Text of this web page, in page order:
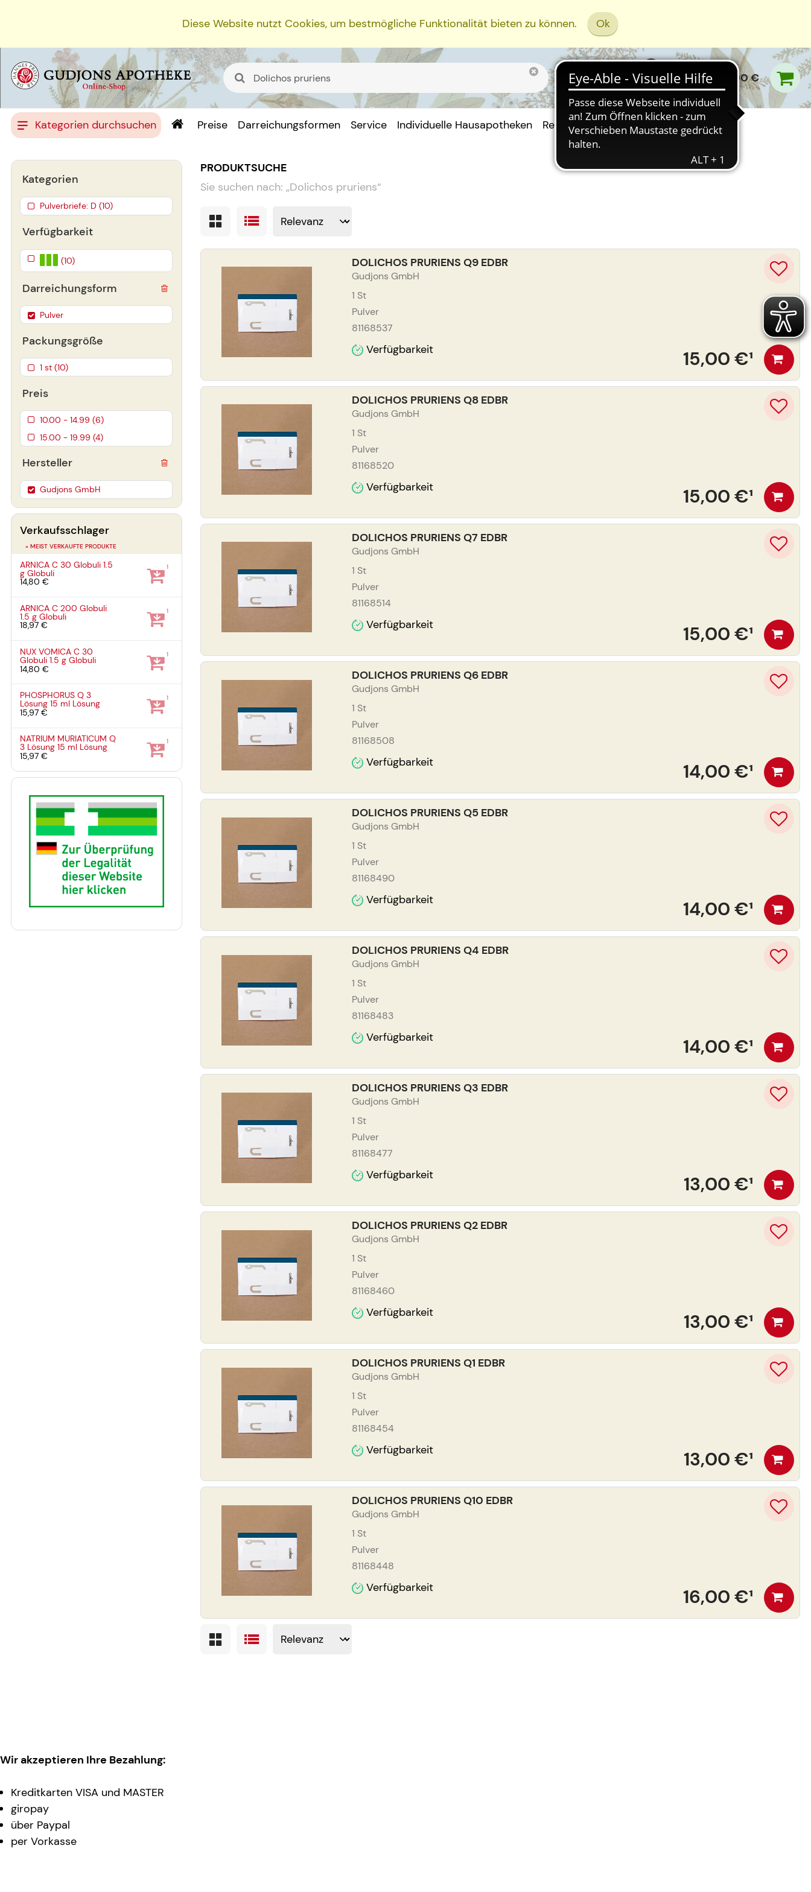
Diese Website nutzt Cookies, um bestmögliche Funktionalität bieten zu können. Ok
0,00 €
Kategorien durchsuchen Preise Darreichungsformen Service Individuelle Hausapotheken Rezept Einreichen
PRODUKTSUCHE
Sie suchen nach: „Dolichos pruriens“
DOLICHOS PRURIENS Q9 EDBR
Gudjons GmbH
1 St
Pulver
81168537
Verfügbarkeit 15,00 €¹
DOLICHOS PRURIENS Q8 EDBR
Gudjons GmbH
1 St
Pulver
81168520
Verfügbarkeit 15,00 €¹
DOLICHOS PRURIENS Q7 EDBR
Gudjons GmbH
1 St
Pulver
81168514
Verfügbarkeit 15,00 €¹
DOLICHOS PRURIENS Q6 EDBR
Gudjons GmbH
1 St
Pulver
81168508
Verfügbarkeit 14,00 €¹
DOLICHOS PRURIENS Q5 EDBR
Gudjons GmbH
1 St
Pulver
81168490
Verfügbarkeit 14,00 €¹
DOLICHOS PRURIENS Q4 EDBR
Gudjons GmbH
1 St
Pulver
81168483
Verfügbarkeit 14,00 €¹
DOLICHOS PRURIENS Q3 EDBR
Gudjons GmbH
1 St
Pulver
81168477
Verfügbarkeit 13,00 €¹
DOLICHOS PRURIENS Q2 EDBR
Gudjons GmbH
1 St
Pulver
81168460
Verfügbarkeit 13,00 €¹
DOLICHOS PRURIENS Q1 EDBR
Gudjons GmbH
1 St
Pulver
81168454
Verfügbarkeit 13,00 €¹
DOLICHOS PRURIENS Q10 EDBR
Gudjons GmbH
1 St
Pulver
81168448
Verfügbarkeit 16,00 €¹
Verfügbarkeit
(10)
Darreichungsform
Pulver
Packungsgröße
1 st (10)
Preis
10.00 - 14.99 (6)
15.00 - 19.99 (4)
Hersteller
Gudjons GmbH
Kategorien
Pulverbriefe: D (10)
Verkaufsschlager
» MEIST VERKAUFTE PRODUKTE
ARNICA C 30 Globuli1.5
gGlobuli
14,80 €
1
ARNICA C 200 Globuli
1.5 gGlobuli
18,97 €
1
NUX VOMICA C 30
Globuli1.5 gGlobuli
14,80 €
1
PHOSPHORUS Q 3
Lösung15 ml Lösung
15,97 €
1
NATRIUM MURIATICUM Q
3 Lösung15 ml Lösung
15,97 €
1
Wir akzeptieren Ihre Bezahlung:
Kreditkarten VISA und MASTER
giropay
über Paypal
per Vorkasse